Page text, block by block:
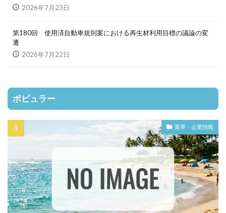
2026年7月23日
第180回 使用済自動車規則案における再生材利用目標の議論の変
遷
2026年7月22日
ポピュラー
業界・企業情報